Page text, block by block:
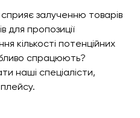
залученню товарів
для пропозиції
кількості потенційних
спрацюють?
наші спеціалісти,